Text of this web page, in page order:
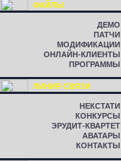
ФАЙЛЫ
ДЕМО
ПАТЧИ
МОДИФИКАЦИИ
ОНЛАЙН-КЛИЕНТЫ
ПРОГРАММЫ
ЛИНИЯ СВЯЗИ
НЕКСТАТИ
КОНКУРСЫ
ЭРУДИТ-КВАРТЕТ
АВАТАРЫ
КОНТАКТЫ